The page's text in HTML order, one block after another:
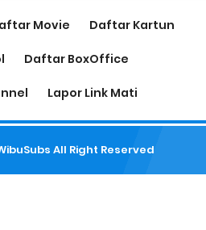
Movie Daftar Kartun
Daftar BoxOffice
Lapor Link Mati
All Right Reserved